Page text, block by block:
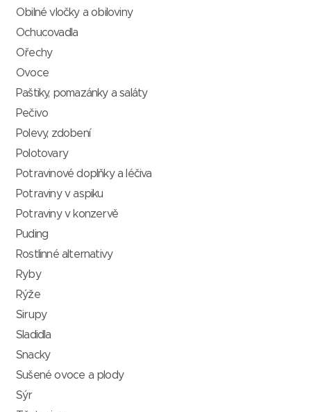
Obilné vločky a obiloviny
Ochucovadla
Ořechy
Ovoce
Paštiky, pomazánky a saláty
Pečivo
Polevy, zdobení
Polotovary
Potravinové doplňky a léčiva
Potraviny v aspiku
Potraviny v konzervě
Puding
Rostlinné alternativy
Ryby
Rýže
Sirupy
Sladidla
Snacky
Sušené ovoce a plody
Sýr